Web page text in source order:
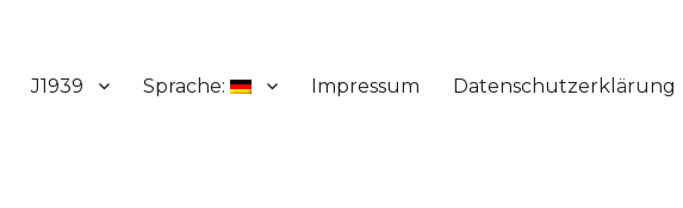
J1939 Sprache: Impressum Datenschutzerklärung